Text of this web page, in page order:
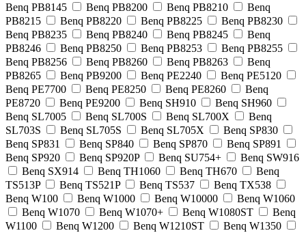
Benq PB8145
Benq PB8200 Benq PB8210
Benq
PB8215
Benq PB8220 Benq PB8225
Benq PB8230
Benq PB8235
Benq PB8240 Benq PB8245
Benq
PB8246
Benq PB8250 Benq PB8253
Benq PB8255
Benq PB8256
Benq PB8260 Benq PB8263
Benq
PB8265
Benq PB9200 Benq PE2240
Benq PE5120
Benq PE7700
Benq PE8250 Benq PE8260
Benq
PE8720
Benq PE9200 Benq SH910
Benq SH960
Benq SL7005
Benq SL700S Benq SL700X
Benq
SL703S
Benq SL705S Benq SL705X
Benq SP830
Benq SP831
Benq SP840 Benq SP870
Benq SP891
Benq SP920
Benq SP920P Benq SU754+
Benq SW916
Benq SX914
Benq TH1060 Benq TH670
Benq
TS513P
Benq TS521P Benq TS537
Benq TX538
Benq W100
Benq W1000 Benq W10000
Benq W1060
Benq W1070
Benq W1070+ Benq W1080ST
Benq
W1100
Benq W1200 Benq W1210ST
Benq W1350